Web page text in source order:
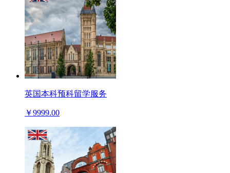
英国本科预科留学服务
￥9999.00